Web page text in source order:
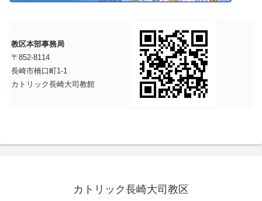
教区本部事務局
〒852-8114
長崎市橋口町1-1
カトリック長崎大司教館
カトリック長崎大司教区